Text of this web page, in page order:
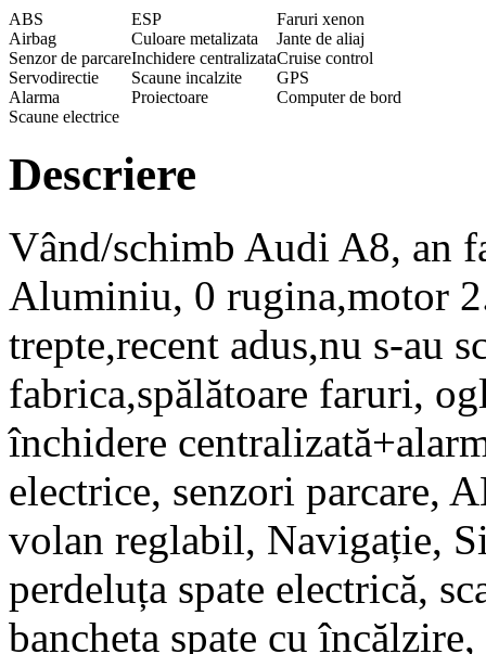
ABS ESP
Faruri xenon
Airbag
Culoare metalizata
Jante de aliaj
Senzor de parcareInchidere centralizataCruise control
Servodirectie
Scaune incalzite
GPS
Alarma
Proiectoare
Computer de bord
Scaune electrice
Descriere
Vând/schimb Audi A8, an
Aluminiu, 0 rugina,motor
trepte,recent adus,nu s-au
fabrica,spălătoare faruri,
închidere
electrice, senzori parcare,
volan reglabil, Navigație,
perdeluța spate electrică,
bancheta spate cu